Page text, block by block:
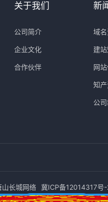
关于我们
公司简介
企业文化
合作伙伴
新
域
建
网
知
公
长城网络 冀ICP备12014317号